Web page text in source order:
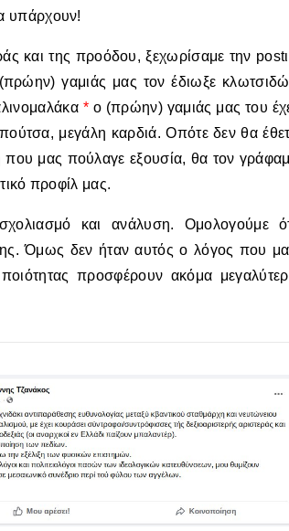
υπάρχουν!
και της προόδου, ξεχωρίσαμε την
γαμιάς μας τον έδιωξε
*ο (πρώην) γαμιάς μας του
μεγάλη καρδιά. Οπότε δεν θα
μας πούλαγε εξουσία, θα τον
προφίλ μας.
και ανάλυση. Ομολογούμε
Όμως δεν ήταν αυτός ο λόγος που
προσφέρουν ακόμα